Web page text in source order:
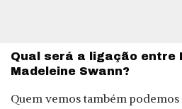
Qual será a ligação entre
Madeleine Swann?
Quem vemos também